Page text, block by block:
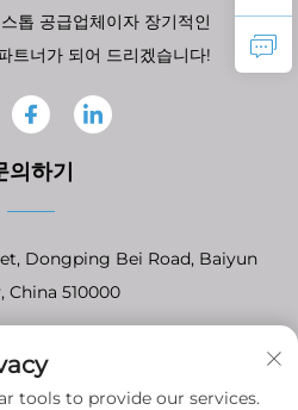
톱 공급업체이자 장기적인
트너가 되어 드리겠습니다!
의하기
Dongping Bei Road, Baiyun
China 510000
protected]
tools to provide our services.